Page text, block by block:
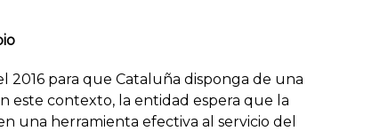
2016 para que Cataluña disponga de una
este contexto, la entidad espera que la
una herramienta efectiva al servicio del